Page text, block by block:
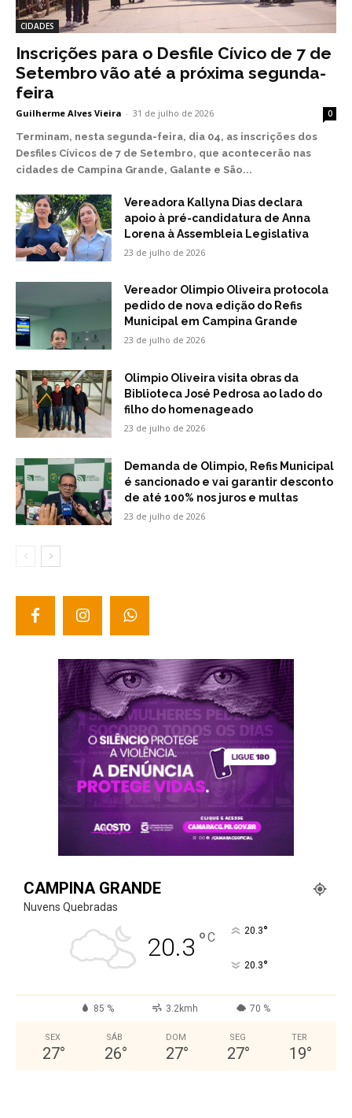
CIDADES
Inscrições para o Desfile Cívico de 7 de
Setembro vão até a próxima segunda-
feira
Guilherme Alves Vieira - 31 de julho de 2026 0
Terminam, nesta segunda-feira, dia 04, as inscrições dos
Desfiles Cívicos de 7 de Setembro, que acontecerão nas
cidades de Campina Grande, Galante e São...
Vereadora Kallyna Dias declara
apoio à pré-candidatura de Anna
Lorena à Assembleia Legislativa
23 de julho de 2026
Vereador Olimpio Oliveira protocola
pedido de nova edição do Refis
Municipal em Campina Grande
23 de julho de 2026
Olimpio Oliveira visita obras da
Biblioteca José Pedrosa ao lado do
filho do homenageado
23 de julho de 2026
Demanda de Olimpio, Refis Municipal
é sancionado e vai garantir desconto
de até 100% nos juros e multas
23 de julho de 2026
CAMPINA GRANDE
Nuvens Quebradas
20.3 °C 20.3°
20.3°
85 % 3.2kmh 70 %
SEX
27°
SÁB
26°
DOM
27°
SEG
27°
TER
19°